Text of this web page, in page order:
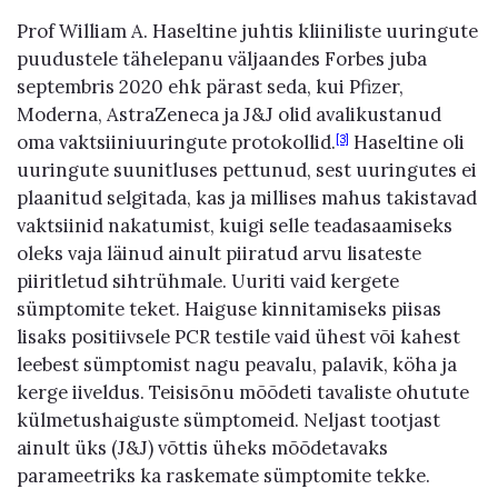
Prof William A. Haseltine juhtis kliiniliste uuringute
puudustele tähelepanu väljaandes Forbes juba
septembris 2020 ehk pärast seda, kui Pfizer,
Moderna, AstraZeneca ja J&J olid avalikustanud
oma vaktsiiniuuringute protokollid.[3] Haseltine oli
uuringute suunitluses pettunud, sest uuringutes ei
plaanitud selgitada, kas ja millises mahus takistavad
vaktsiinid nakatumist, kuigi selle teadasaamiseks
oleks vaja läinud ainult piiratud arvu lisateste
piiritletud sihtrühmale. Uuriti vaid kergete
sümptomite teket. Haiguse kinnitamiseks piisas
lisaks positiivsele PCR testile vaid ühest või kahest
leebest sümptomist nagu peavalu, palavik, köha ja
kerge iiveldus. Teisisõnu mõõdeti tavaliste ohutute
külmetushaiguste sümptomeid. Neljast tootjast
ainult üks (J&J) võttis üheks mõõdetavaks
parameetriks ka raskemate sümptomite tekke.